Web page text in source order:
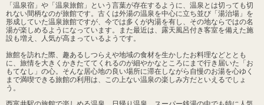
「温泉宿」や「温泉旅館」という言葉が存在するように、温泉とは切っても切
れない間柄なのが旅館です。古くは外湯の温泉を中心に立ち並び「湯治場」を
形成していた温泉旅館ですが、今では多くが内湯を有し、その地ならではの名
湯が楽しめるようになっています。また最近は、露天風呂付き客室を備えた施
設も増え、人気が高まっているようです。
旅館を訪れた際、趣あるしつらえや地域の食材を生かしたお料理などととも
に、旅情を大きくかきたててくれるのが細やかなところにまで行き届いた「お
もてなし」の心。そんな居心地の良い場所に滞在しながら自慢のお湯を心ゆく
まで満喫できる旅館の利用は、この上ない温泉の楽しみ方だといえるでしょ
う。